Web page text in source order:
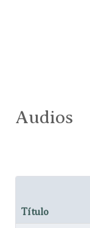
Audios
Título